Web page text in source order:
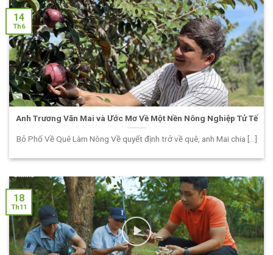
Anh Trương Văn Mai và Ước Mơ Về Một Nền Nông Nghiệp Tử Tế
Bỏ Phố Về Quê Làm Nông Về quyết định trở về quê, anh Mai chia [...]
14
Th6
18
Th11